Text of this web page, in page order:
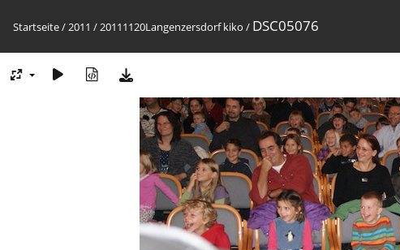
Startseite/2011 /20111120Langenzersdorf kiko / DSC05076